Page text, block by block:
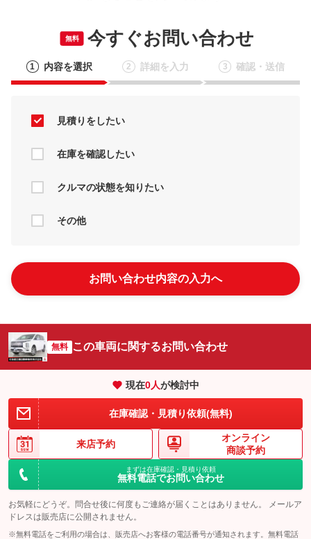
無料 今すぐお問い合わせ
1 内容を選択 2 詳細を入力 3 確認・送信
見積りをしたい
在庫を確認したい
クルマの状態を知りたい
その他
お問い合わせ内容の入力へ
無料 この車両に関するお問い合わせ
現在0人が検討中
在庫確認・見積り依頼(無料)
来店予約
オンライン
商談予約
まずは在庫確認・見積り依頼
無料電話でお問い合わせ
お気軽にどうぞ。問合せ後に何度もご連絡が届くことはありません。 メールア
ドレスは販売店に公開されません。
※無料電話をご利用の場合は、販売店へお客様の電話番号が通知されます。無料電話